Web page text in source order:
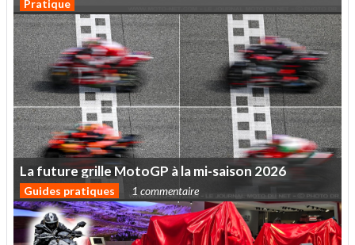
Pratique
Lafuturegrille MotoGP àlami-saison 2026
Guides pratiques 1 commentaire